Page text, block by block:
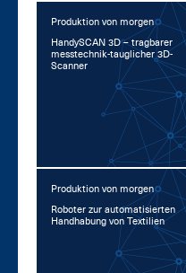
Produktion von morgen
Han­dy­SCAN 3D – trag­ba­rer
mess­tech­nik-taug­li­cher 3D-
Scan­ner
Produktion von morgen
Ro­bo­ter zur au­to­ma­ti­sier­ten
Hand­ha­bung von Tex­ti­li­en